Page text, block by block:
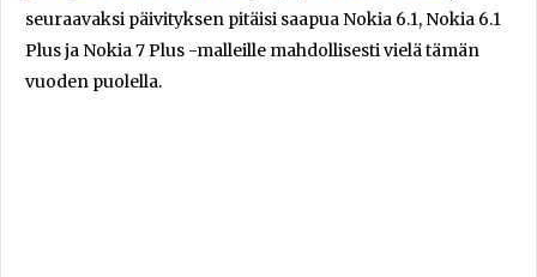
seuraavaksi päivityksen pitäisi saapua Nokia 6.1, Nokia 6.1
Plus ja Nokia 7 Plus -malleille mahdollisesti vielä tämän
vuoden puolella.